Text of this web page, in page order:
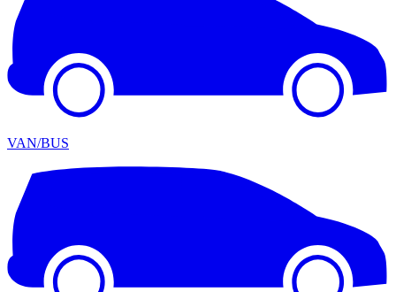
VAN/BUS